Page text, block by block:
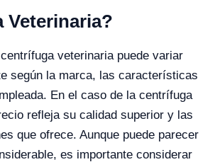
Veterinaria?
veterinaria puede variar
según la marca, las características
En el caso de la centrífuga
refleja su calidad superior y las
que ofrece. Aunque puede parecer
es importante considerar